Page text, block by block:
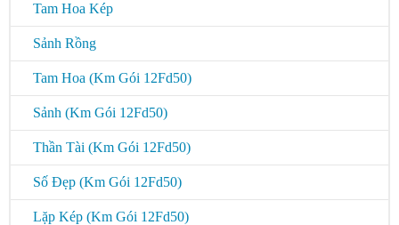
Tam Hoa Kép
Sảnh Rồng
Tam Hoa (Km Gói 12Fd50)
Sảnh (Km Gói 12Fd50)
Thần Tài (Km Gói 12Fd50)
Số Đẹp (Km Gói 12Fd50)
Lặp Kép (Km Gói 12Fd50)